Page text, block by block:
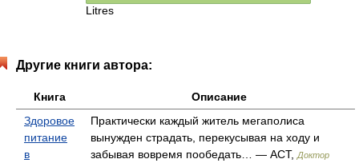
Litres
Другие книги автора:
Книга
Описание
Здоровое
питание
в
Практически каждый житель мегаполиса
вынужден страдать, перекусывая на ходу и
забывая вовремя пообедать… — АСТ, Доктор